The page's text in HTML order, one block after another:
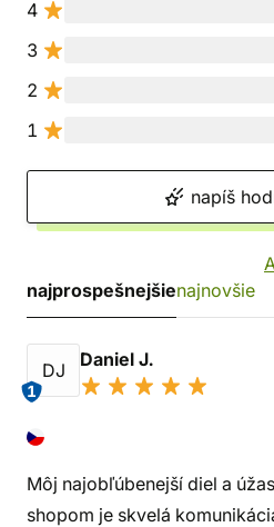
4
3
2
1
napíš
najprospešnejšienajnovšie
DJ
1
Daniel J.
Môj najobľúbenejší diel a
shopom je skvelá